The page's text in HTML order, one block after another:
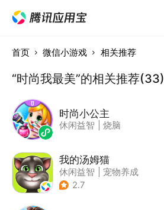
首页 微信小游戏 相关推荐
“时尚我最美”的相关推荐(33)
时尚小公主
休闲益智 烧脑
我的汤姆猫
休闲益智
宠物养成
| 汤姆猫
2.7